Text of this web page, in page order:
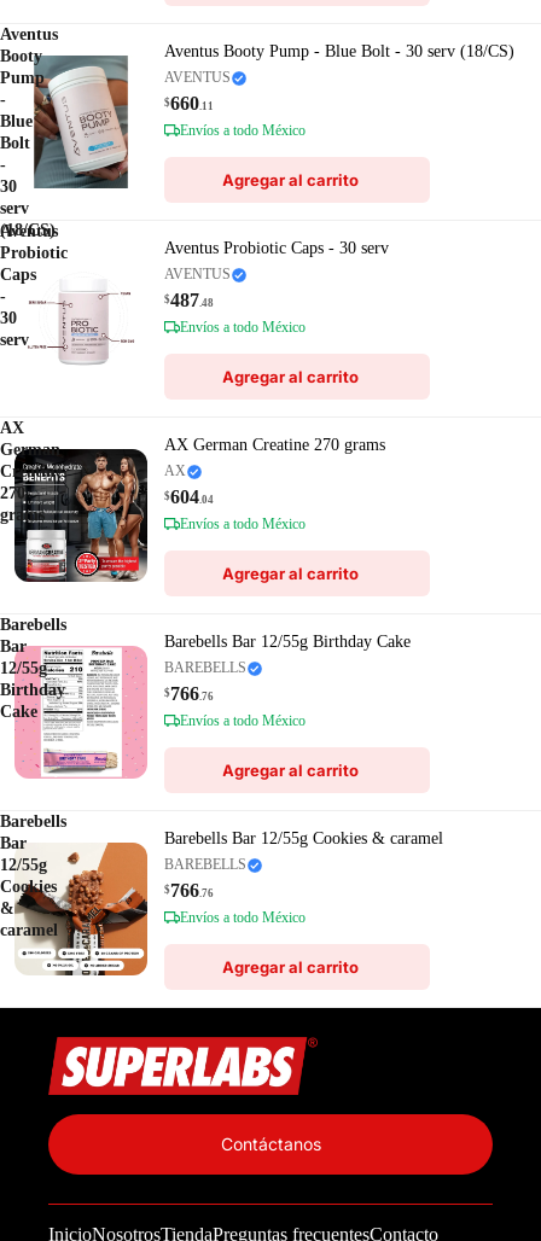
Aventus
Booty
Pump
-
Blue
Bolt
-
30
serv
(18/CS)
Aventus Booty Pump - Blue Bolt - 30 serv (18/CS)
AVENTUS
$660.11
Envíos a todo México
Agregar al carrito
Aventus
Probiotic
Caps
-
30
serv
Aventus Probiotic Caps - 30 serv
AVENTUS
$487.48
Envíos a todo México
Agregar al carrito
AX
German
Creatine
270
grams
AX German Creatine 270 grams
AX
$604.04
Envíos a todo México
Agregar al carrito
Barebells
Bar
12/55g
Birthday
Cake
Barebells Bar 12/55g Birthday Cake
BAREBELLS
$766.76
Envíos a todo México
Agregar al carrito
Barebells
Bar
12/55g
Cookies
&
caramel
Barebells Bar 12/55g Cookies & caramel
BAREBELLS
$766.76
Envíos a todo México
Agregar al carrito
InicioNosotrosTiendaPreguntas frecuentesContacto
Contáctanos
Información de contacto
Política de reembolso
Términos del servicio